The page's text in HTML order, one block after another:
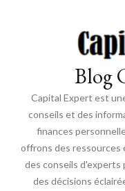
Blog
Capital Expert est
conseils et des
finances
offrons des ressources
des conseils d'experts
des décisions